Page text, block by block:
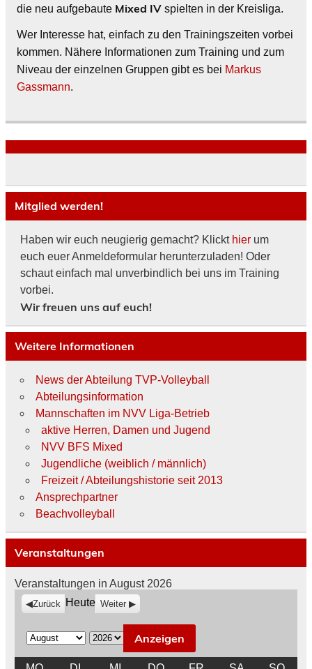
die neu aufgebaute Mixed IV spielten in der Kreisliga.
Wer Interesse hat, einfach zu den Trainingszeiten vorbei
kommen. Nähere Informationen zum Training und zum
Niveau der einzelnen Gruppen gibt es bei Markus
Gassmann.
Mitglied werden!
Haben wir euch neugierig gemacht? Klickt hierum
euch euer Anmeldeformular herunterzuladen! Oder
schaut einfach mal unverbindlich bei uns im Training
vorbei.
Wir freuen uns auf euch!
Weitere Informationen
News der Abteilung TVP-Volleyball
Abteilungsinformation
Mannschaften im NVV Liga-Betrieb
aktive Herren, Damen und Jugend
NVV BFS Mixed
Jugendliche (weiblich / männlich)
Freizeit / Abteilungshistorie seit 2013
Ansprechpartner
Beachvolleyball
Veranstaltungen
Veranstaltungen in August 2026
Zurück Heute Weiter
M
o
J
a